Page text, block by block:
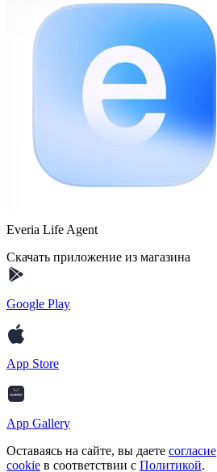
Everia Life Agent
Скачать приложение из магазина
Google Play
App Store
App Gallery
Оставаясь на сайте, вы даете согласие
cookie в соответствии с Политикой.